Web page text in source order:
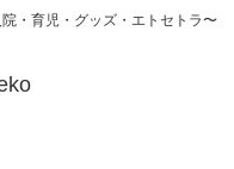
・育児・グッズ・エトセトラ〜